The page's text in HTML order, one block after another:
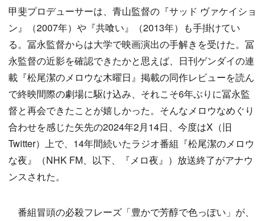
甲斐プロデューサーは、青山監督の『サッド ヴァケイショ
ン』（2007年）や『共喰い』（2013年）も手掛けてい
る。冨永監督からは大学で映画演出の手解きを受けた。冨
永監督の近影を確認できたかと思えば、日刊ゲンダイの連
載『松尾潔のメロウな木曜日』掲載の同作レビューを読ん
で終映間際の劇場に駆け込み、それこそ6年ぶりに冨永監
督と再会できたことが嬉しかった。そんなメロウなめぐり
合わせを感じた矢先の2024年2月14日、今度はX（旧
Twitter）上で、14年間続いたラジオ番組『松尾潔のメロウ
な夜』（NHK FM、以下、『メロ夜』）放送終了がアナウ
ンスされた。
番組冒頭の必殺フレーズ「豊かで芳醇で色っぽい」が、